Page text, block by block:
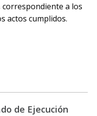
correspondiente a los
actos cumplidos.
de Ejecución